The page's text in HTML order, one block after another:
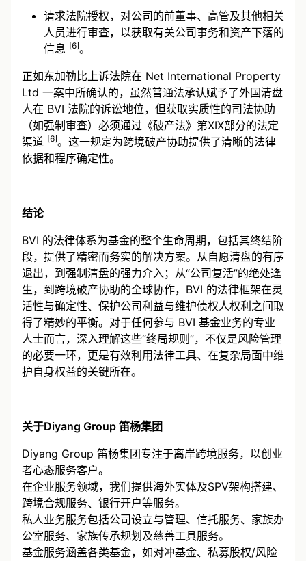
请求法院授权，对公司的前董事、高管及其他相关
人员进行审查，以获取有关公司事务和资产下落的
信息 [6]。
正如东加勒比上诉法院在 Net International Property
Ltd 一案中所确认的，虽然普通法承认赋予了外国清盘
人在 BVI 法院的诉讼地位，但获取实质性的司法协助
（如强制审查）必须通过《破产法》第XIX部分的法定
渠道 [6]。这一规定为跨境破产协助提供了清晰的法律
依据和程序确定性。
结论
BVI 的法律体系为基金的整个生命周期，包括其终结阶
段，提供了精密而务实的解决方案。从自愿清盘的有序
退出，到强制清盘的强力介入；从“公司复活”的绝处逢
生，到跨境破产协助的全球协作，BVI 的法律框架在灵
活性与确定性、保护公司利益与维护债权人权利之间取
得了精妙的平衡。对于任何参与 BVI 基金业务的专业
人士而言，深入理解这些“终局规则”，不仅是风险管理
的必要一环，更是有效利用法律工具、在复杂局面中维
护自身权益的关键所在。
关于Diyang Group 笛杨集团
Diyang Group 笛杨集团专注于离岸跨境服务，以创业
者心态服务客户。
在企业服务领域，我们提供海外实体及SPV架构搭建、
跨境合规服务、银行开户等服务。
私人业务服务包括公司设立与管理、信托服务、家族办
公室服务、家族传承规划及慈善工具服务。
基金服务涵盖各类基金，如对冲基金、私募股权/风险